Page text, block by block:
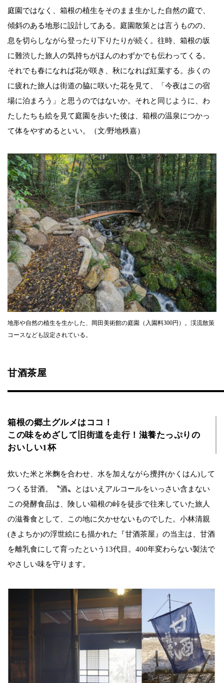
庭園ではなく、箱根の植生をそのまま生かした自然の庭で、
傾斜のある地形に設計してある。庭園散策とは言うものの、
息を切らしながら登ったり下りたりが続く。往時、箱根の坂
に難渋した旅人の気持ちがほんのわずかでも伝わってくる。
それでも春になれば花が咲き、秋になれば紅葉する。歩くの
に疲れた旅人は街道の脇に咲いた花を見て、「今夜はこの宿
場に泊まろう」と思うのではないか。それと同じように、わ
たしたちも絵を見て庭園を歩いた後は、箱根の温泉につかっ
て体をやすめるといい。（文/野地秩嘉）
地形や自然の植生を生かした、岡田美術館の庭園（入園料300円）。渓流散策
コースなども設定されている。
甘酒茶屋
箱根の郷土グルメはココ！
この味をめざして旧街道を走行！滋養たっぷりの
おいしい1杯
炊いた米と米麴を合わせ、水を加えながら攪拌(かくはん)して
つくる甘酒。〝酒〟とはいえアルコールをいっさい含まない
この発酵食品は、険しい箱根の峠を徒歩で往来していた旅人
の滋養食として、この地に欠かせないものでした。小林清親
(きよちか)の浮世絵にも描かれた『甘酒茶屋』の当主は、甘酒
を離乳食にして育ったという13代目。400年変わらない製法で
やさしい味を守ります。